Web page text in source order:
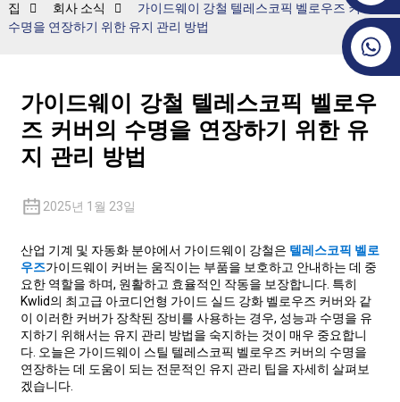
집 회사 소식
가이드웨이 강철 텔레스코픽 벨로우즈 커버의
수명을 연장하기 위한 유지 관리 방법
가이드웨이 강철 텔레스코픽 벨로우
즈 커버의 수명을 연장하기 위한 유
지 관리 방법
2025년 1월 23일
산업 기계 및 자동화 분야에서 가이드웨이 강철은 텔레스코픽 벨로
우즈가이드웨이 커버는 움직이는 부품을 보호하고 안내하는 데 중
요한 역할을 하며, 원활하고 효율적인 작동을 보장합니다. 특히
Kwlid의 최고급 아코디언형 가이드 실드 강화 벨로우즈 커버와 같
이 이러한 커버가 장착된 장비를 사용하는 경우, 성능과 수명을 유
지하기 위해서는 유지 관리 방법을 숙지하는 것이 매우 중요합니
다. 오늘은 가이드웨이 스틸 텔레스코픽 벨로우즈 커버의 수명을
연장하는 데 도움이 되는 전문적인 유지 관리 팁을 자세히 살펴보
겠습니다.